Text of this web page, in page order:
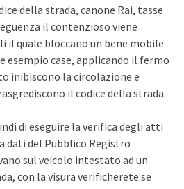
della strada, canone Rai, tasse
il contenzioso viene
quale bloccano un bene mobile
esempio case, applicando il fermo
inibiscono la circolazione e
il codice della strada.
di eseguire la verifica degli atti
dati del Pubblico Registro
sul veicolo intestato ad un
con la visura verificherete se